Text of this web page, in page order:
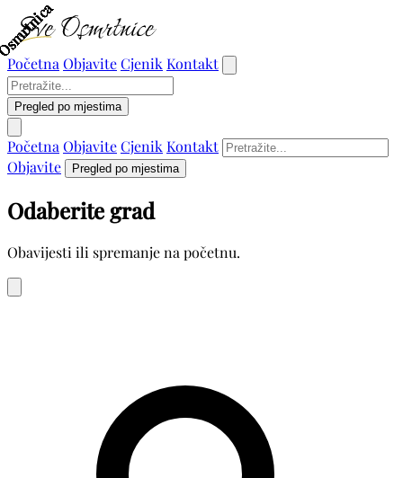
Početna ObjaviteCjenik Kontakt
Pregled po mjestima
Početna ObjaviteCjenik Kontakt
Objavite
Pregled po mjestima
Odaberite grad
Obavijesti ili spremanje na početnu.